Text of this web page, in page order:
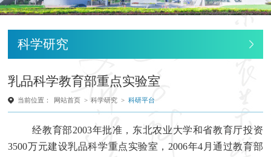
科学研究
乳品科学教育部重点实验室
当前位置： 网站首页 > 科学研究 > 科研平台
经教育部2003年批准，东北农业大学和省教育厅投资
3500万元建设乳品科学重点实验室， 2006年4 月通过教育部